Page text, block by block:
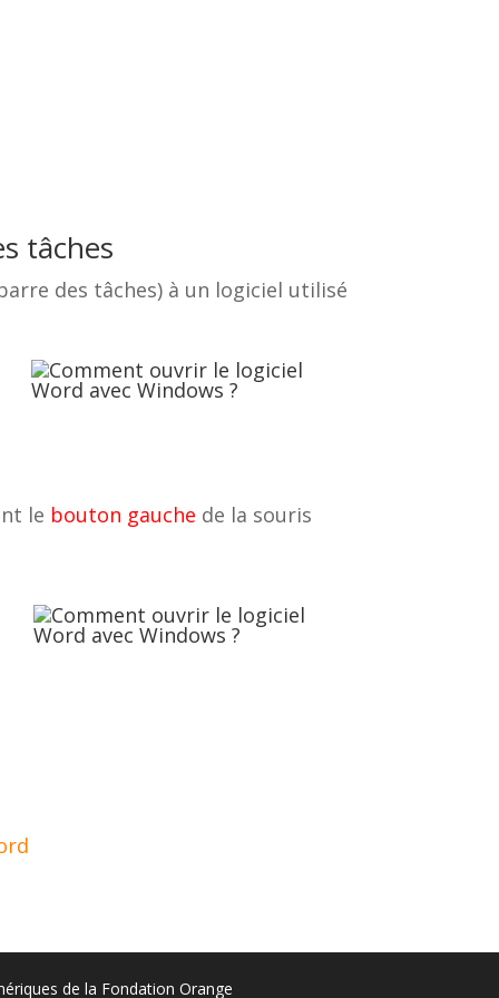
tâches
des tâches) à un logiciel utilisé
le bouton gauche de la souris
de la Fondation Orange